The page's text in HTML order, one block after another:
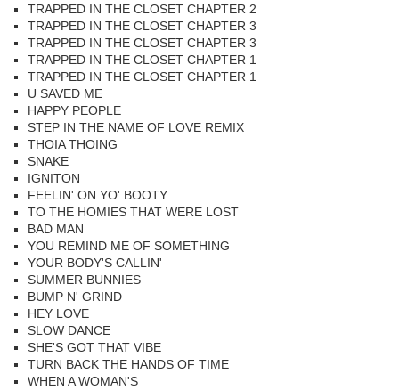
TRAPPED IN THE CLOSET CHAPTER 2
TRAPPED IN THE CLOSET CHAPTER 3
TRAPPED IN THE CLOSET CHAPTER 3
TRAPPED IN THE CLOSET CHAPTER 1
TRAPPED IN THE CLOSET CHAPTER 1
U SAVED ME
HAPPY PEOPLE
STEP IN THE NAME OF LOVE REMIX
THOIA THOING
SNAKE
IGNITON
FEELIN' ON YO' BOOTY
TO THE HOMIES THAT WERE LOST
BAD MAN
YOU REMIND ME OF SOMETHING
YOUR BODY'S CALLIN'
SUMMER BUNNIES
BUMP N' GRIND
HEY LOVE
SLOW DANCE
SHE'S GOT THAT VIBE
TURN BACK THE HANDS OF TIME
WHEN A WOMAN'S